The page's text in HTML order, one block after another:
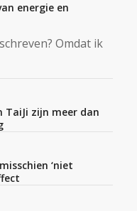
energie en
Omdat ik
TaiJi zijn meer dan
‘niet